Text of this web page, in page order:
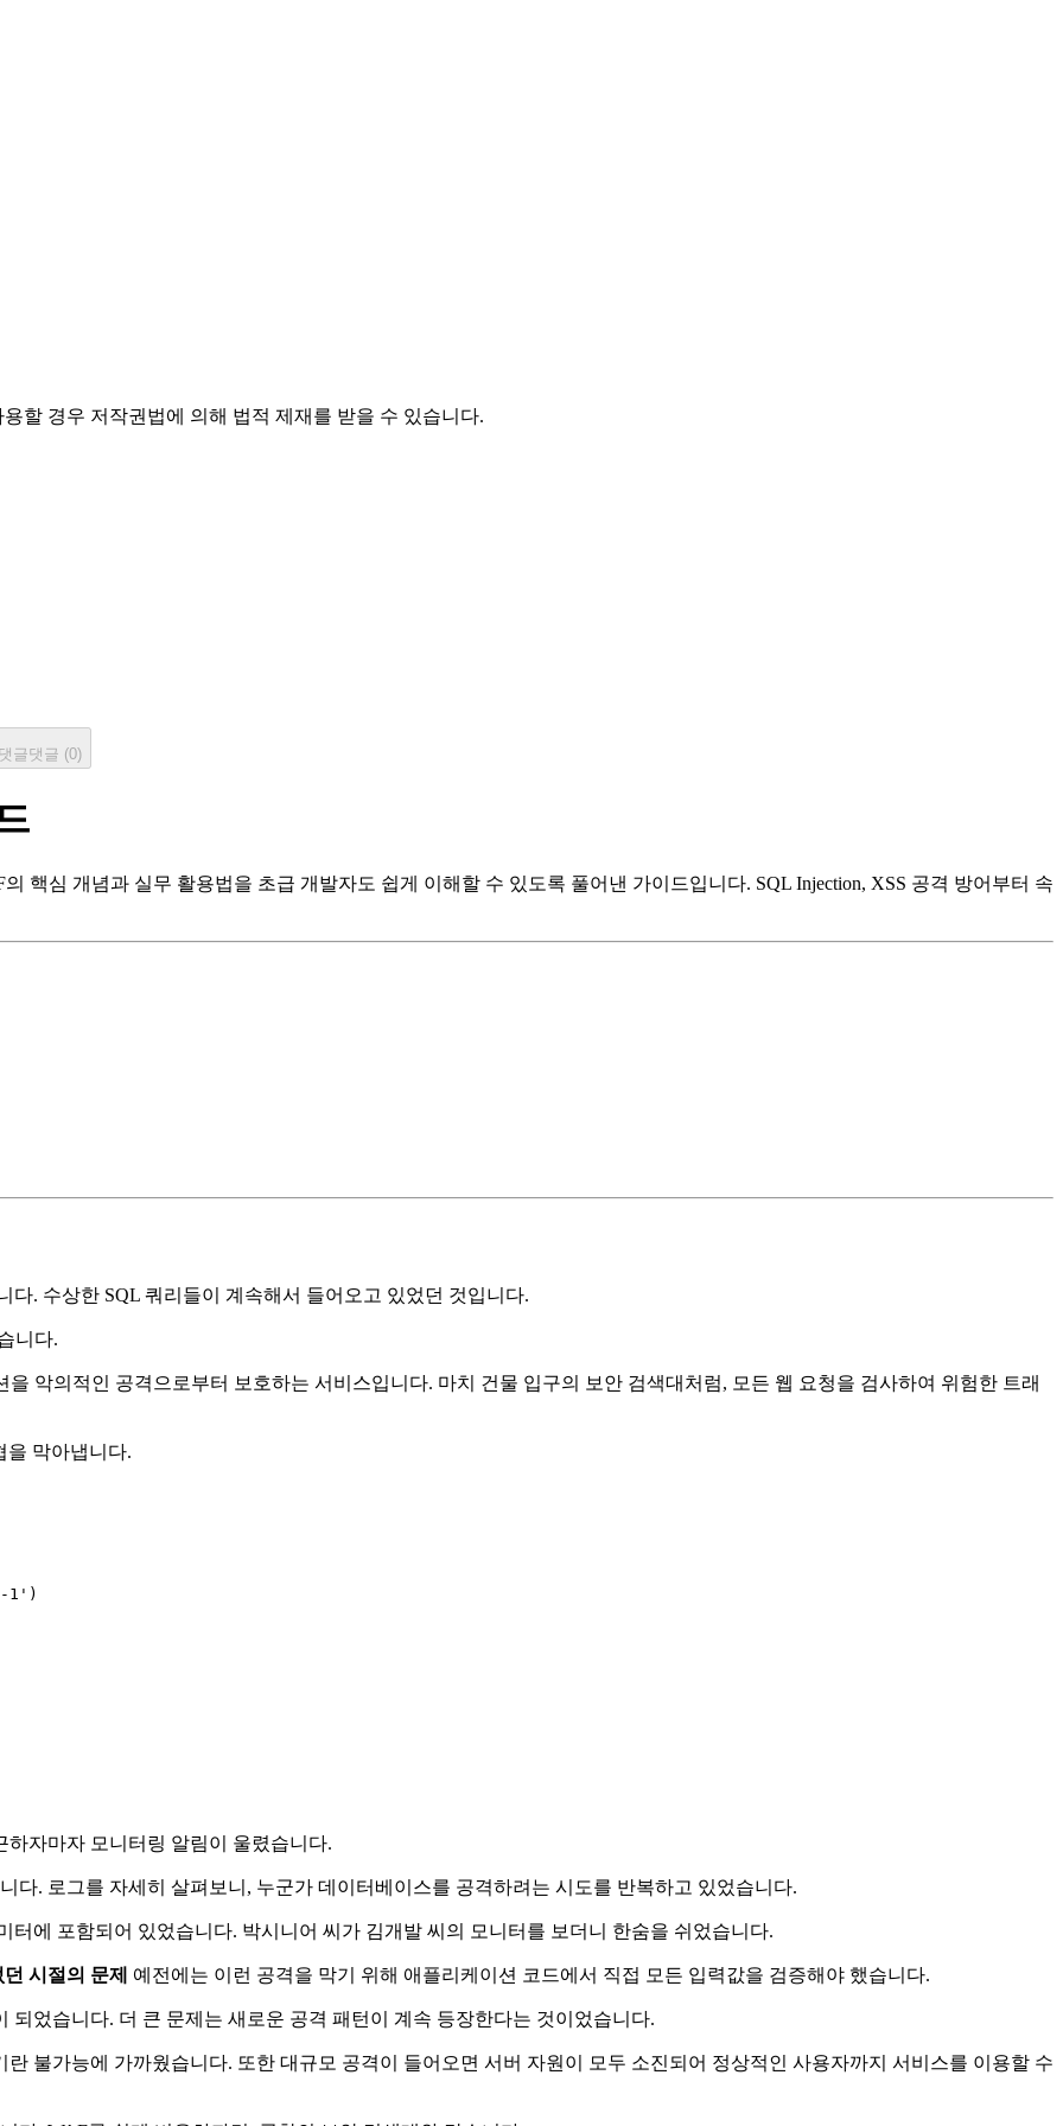
할 경우 저작권법에 의해 법적 제재를 받을 수 있습니다.
글댓글 (0)
핵심 개념과 실무 활용법을 초급 개발자도 쉽게 이해할 수 있도록 풀어낸 가이드입니다. SQL Injection, XSS 공격 방어부터 속
. 수상한 SQL 쿼리들이 계속해서 들어오고 있었던 것입니다.
니다.
을 악의적인 공격으로부터 보호하는 서비스입니다. 마치 건물 입구의 보안 검색대처럼, 모든 웹 요청을 검사하여 위험한 트래
을 막아냅니다.
1' )
자마자 모니터링 알림이 울렸습니다.
다. 로그를 자세히 살펴보니, 누군가 데이터베이스를 공격하려는 시도를 반복하고 있었습니다.
터에 포함되어 있었습니다. 박시니어 씨가 김개발 씨의 모니터를 보더니 한숨을 쉬었습니다.
시절의 문제 예전에는 이런 공격을 막기 위해 애플리케이션 코드에서 직접 모든 입력값을 검증해야 했습니다.
었습니다. 더 큰 문제는 새로운 공격 패턴이 계속 등장한다는 것이었습니다.
불가능에 가까웠습니다. 또한 대규모 공격이 들어오면 서버 자원이 모두 소진되어 정상적인 사용자까지 서비스를 이용할 수